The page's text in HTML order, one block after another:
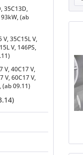
35C13D,
(ab
V, 35C15L V,
V, 146PS,
V, 40C17 V,
V, 60C17 V,
(ab 09.11)